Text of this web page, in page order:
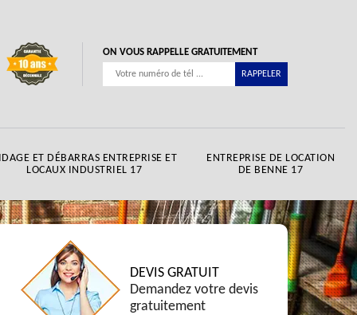
ON VOUS RAPPELLE GRATUITEMENT
ET DÉBARRAS ENTREPRISE ET
LOCAUX INDUSTRIEL 17
ENTREPRISE DE LOCATION
DE BENNE 17
DEVIS GRATUIT
Demandez votre devis
gratuitement